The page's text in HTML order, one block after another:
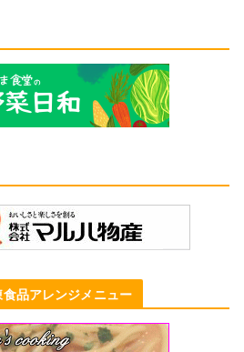
品アレンジメニュー